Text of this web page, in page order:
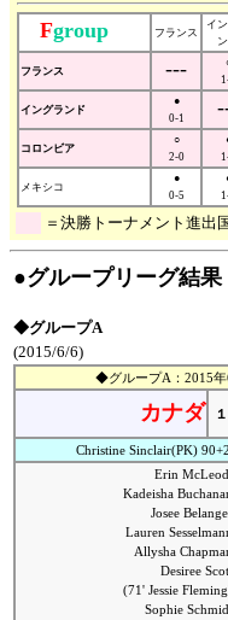
Fgroup フランス
イ
フランス ---
イングランド
●
0-1
コロンビア
○
2-0
メキシコ
●
0-5
＝決勝トーナメント進出
●グループリーグ結果
◆グループA
(2015/6/6)
◆グループA：2015年
カナダ １
Christine Sinclair(PK)
Erin
Kadeisha
Josee
Lauren
Allysha
Desiree
(71' Jessie
Sophie